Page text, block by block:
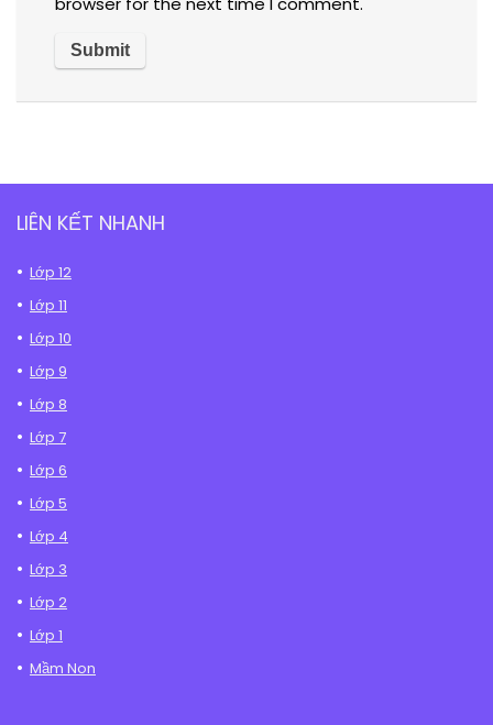
LIÊN KẾT NHANH
Lớp 12
Lớp 11
Lớp 10
Lớp 9
Lớp 8
Lớp 7
Lớp 6
Lớp 5
Lớp 4
Lớp 3
Lớp 2
Lớp 1
Mầm Non